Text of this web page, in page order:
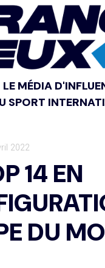
LE MÉDIA
SPORT
2022
14 EN
DU